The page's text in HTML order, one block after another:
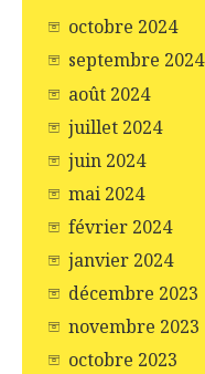
octobre 2024
septembre 2024
août 2024
juillet 2024
juin 2024
mai 2024
février 2024
janvier 2024
décembre 2023
novembre 2023
octobre 2023